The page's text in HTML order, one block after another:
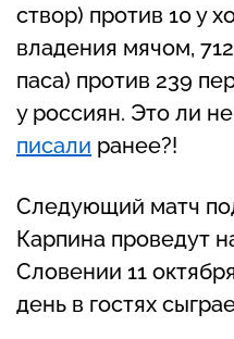
створ) против 10 у
владения мячом,
паса) против 239
у россиян. Это ли
писали ранее?!
Следующий матч
Карпина проведут
Словении 11
день в гостях